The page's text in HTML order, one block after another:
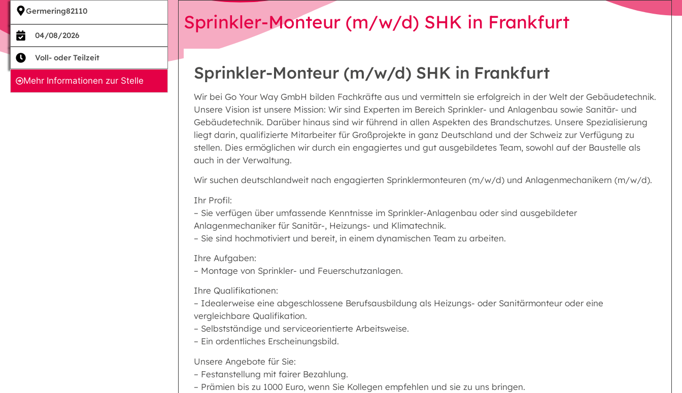
Germering82110
04/08/2026
Voll- oder Teilzeit
Mehr Informationen zur Stelle
Sprinkler-Monteur (m/w/d) SHK in Frankfurt
Sprinkler-Monteur (m/w/d) SHK in Frankfurt
Wir bei Go Your Way GmbH bilden Fachkräfte aus und vermitteln sie erfolgreich in der Welt der Gebäudetechnik.
Unsere Vision ist unsere Mission: Wir sind Experten im Bereich Sprinkler- und Anlagenbau sowie Sanitär- und
Gebäudetechnik. Darüber hinaus sind wir führend in allen Aspekten des Brandschutzes. Unsere Spezialisierung
liegt darin, qualifizierte Mitarbeiter für Großprojekte in ganz Deutschland und der Schweiz zur Verfügung zu
stellen. Dies ermöglichen wir durch ein engagiertes und gut ausgebildetes Team, sowohl auf der Baustelle als
auch in der Verwaltung.
Wir suchen deutschlandweit nach engagierten Sprinklermonteuren (m/w/d) und Anlagenmechanikern (m/w/d).
Ihr Profil:
– Sie verfügen über umfassende Kenntnisse im Sprinkler-Anlagenbau oder sind ausgebildeter
Anlagenmechaniker für Sanitär-, Heizungs- und Klimatechnik.
– Sie sind hochmotiviert und bereit, in einem dynamischen Team zu arbeiten.
Ihre Aufgaben:
– Montage von Sprinkler- und Feuerschutzanlagen.
Ihre Qualifikationen:
– Idealerweise eine abgeschlossene Berufsausbildung als Heizungs- oder Sanitärmonteur oder eine
vergleichbare Qualifikation.
– Selbstständige und serviceorientierte Arbeitsweise.
– Ein ordentliches Erscheinungsbild.
Unsere Angebote für Sie:
– Festanstellung mit fairer Bezahlung.
– Prämien bis zu 1000 Euro, wenn Sie Kollegen empfehlen und sie zu uns bringen.